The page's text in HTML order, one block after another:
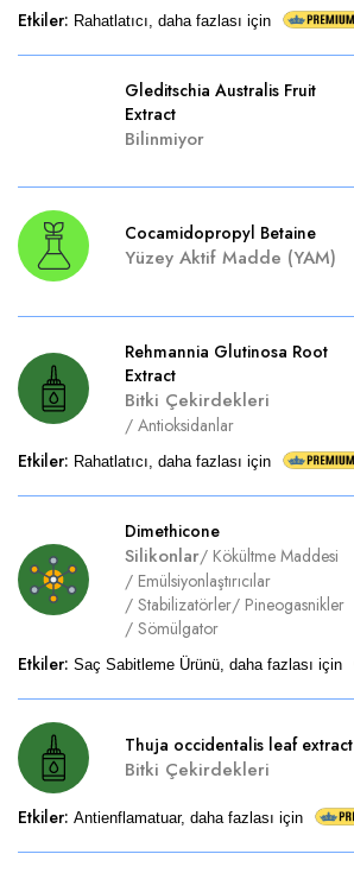
Etkiler: Rahatlatıcı, daha fazlası için
Gleditschia Australis Fruit
Extract
Bilinmiyor
Cocamidopropyl Betaine
Yüzey Aktif Madde (YAM)
Rehmannia Glutinosa Root
Extract
Bitki Çekirdekleri
/ Antioksidanlar
Etkiler: Rahatlatıcı, daha fazlası için
Dimethicone
Silikonlar/ Kökültme Maddesi
/ Emülsiyonlaştırıcılar
/ Stabilizatörler/ Pineogasnikler
/ Sömülgator
Etkiler: Saç Sabitleme Ürünü, daha fazlası için
Thuja occidentalis leaf extract
Bitki Çekirdekleri
Etkiler: Antienflamatuar, daha fazlası için